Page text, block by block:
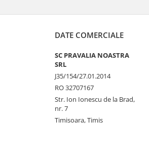
DATE COMERCIALE
SC PRAVALIA NOASTRA
SRL
J35/154/27.01.2014
RO 32707167
Str. Ion Ionescu de la Brad,
nr. 7
Timisoara, Timis